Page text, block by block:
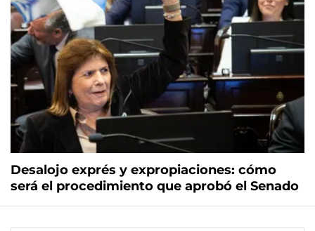
Desalojo exprés y expropiaciones: cómo
será el procedimiento que aprobó el Senado